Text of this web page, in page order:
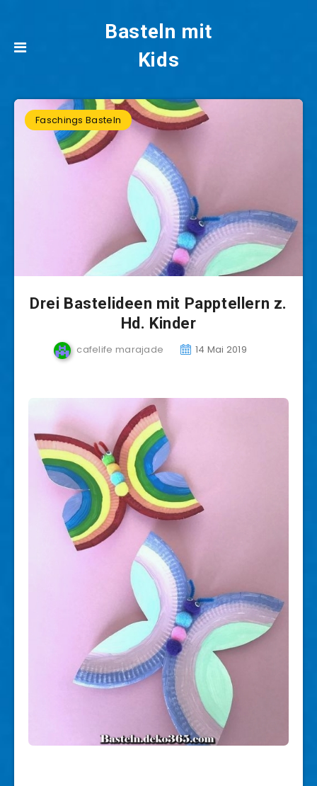
Basteln mit
Kids
Faschings Basteln
Drei Bastelideen mit Papptellern z.
Hd. Kinder
cafelife marajade 14 Mai 2019